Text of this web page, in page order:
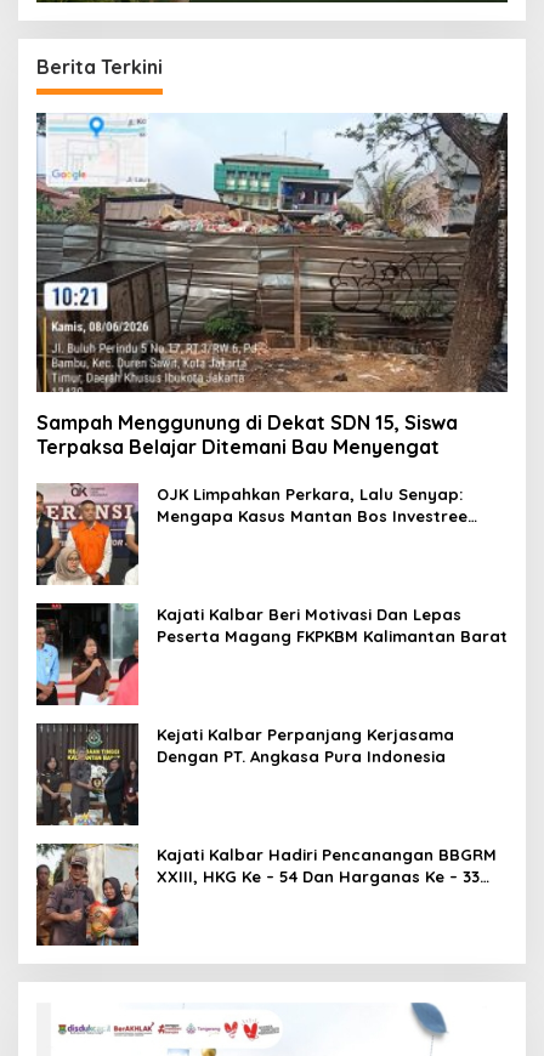
Berita Terkini
Sampah Menggunung di Dekat SDN 15, Siswa
Terpaksa Belajar Ditemani Bau Menyengat
OJK Limpahkan Perkara, Lalu Senyap:
Mengapa Kasus Mantan Bos Investree
Kajati Kalbar Beri Motivasi Dan Lepas
Peserta Magang FKPKBM Kalimantan Barat
Kejati Kalbar Perpanjang Kerjasama
Dengan PT. Angkasa Pura Indonesia
Kajati Kalbar Hadiri Pencanangan BBGRM
XXIII, HKG Ke – 54 Dan Harganas Ke – 33